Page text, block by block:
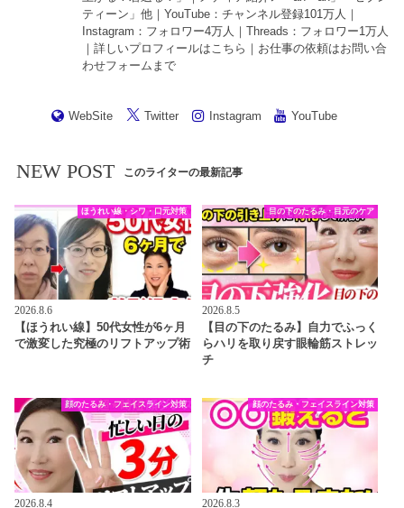
ティーン」他｜YouTube ：チャンネル登録101万人｜
Instagram ：フォロワー4万人｜Threads ：フォロワー1万人
｜詳しいプロフィールはこちら ｜お仕事の依頼はお問い合
わせフォーム まで
WebSite Twitter Instagram YouTube
NEW POST このライターの最新記事
ほうれい線・シワ・口元対策
2026.8.6
【ほうれい線】50代女性が6ヶ月
で激変した究極のリフトアップ術
目の下のたるみ・目元のケア
2026.8.5
【目の下のたるみ】自力でふっく
らハリを取り戻す眼輪筋ストレッ
チ
顔のたるみ・フェイスライン対策
2026.8.4
顔のたるみ・フェイスライン対策
2026.8.3